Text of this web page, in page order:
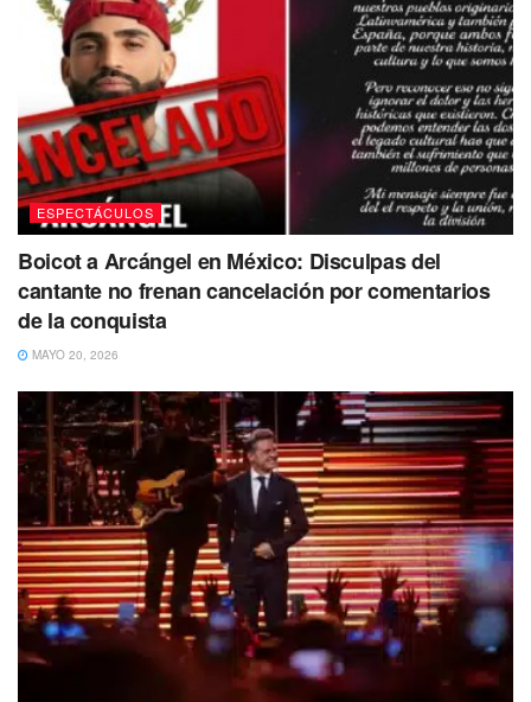
canción al lado de Shakira.
En su sitio web, la institución que celebra los grandes
logros de la humanidad reveló que la cantante colombiana
y el productor argentino recibieron sus 4 certificados
Guinness, pues con este tema “han marcado la historia de
música”
ESPECTÁCULOS
Boicot a Arcángel en México: Disculpas del
cantante no frenan cancelación por comentarios
de la conquista
MAYO 20, 2026